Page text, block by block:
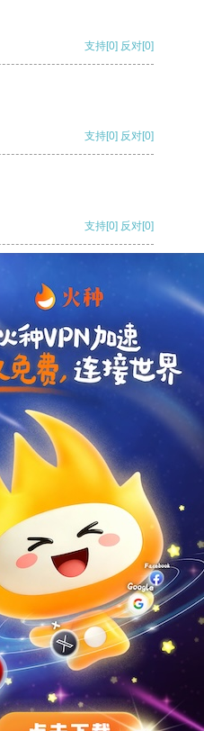
支持[0] 反对[0]
支持[0] 反对[0]
支持[0] 反对[0]
反对
反对[0]
旋风加速器
八戒看书
海外加速器试用一小时
速器
猴王加速器
蚂蚁加速npv下载官网ios